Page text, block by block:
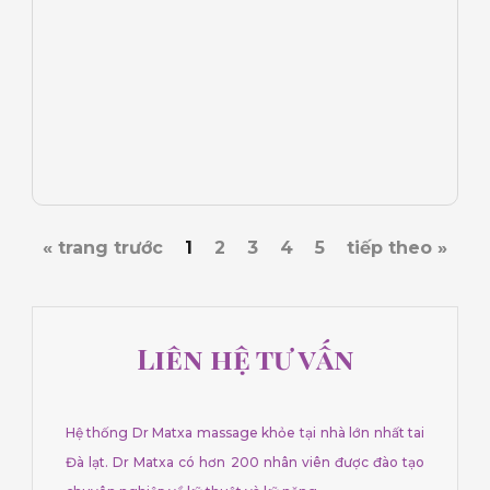
« trang trước 1 2 3 4 5 tiếp theo »
Liên hệ tư vấn
Hệ thống Dr Matxa massage khỏe tại nhà lớn nhất tai
Đà lạt. Dr Matxa có hơn 200 nhân viên được đào tạo